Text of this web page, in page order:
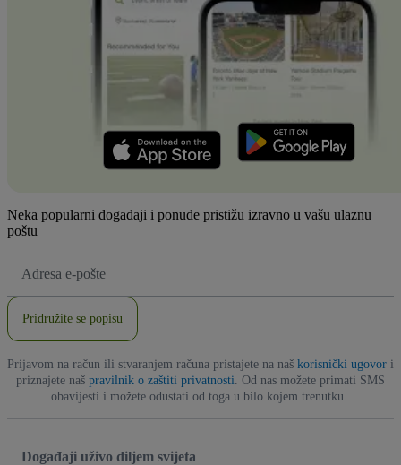
Neka popularni događaji i ponude pristižu izravno u vašu ulaznu
poštu
mail
Pridružite se popisu
Prijavom na račun ili stvaranjem računa pristajete na naš korisnički ugovor i
priznajete naš pravilnik o zaštiti privatnosti . Od nas možete primati SMS
obavijesti i možete odustati od toga u bilo kojem trenutku.
Događaji uživo diljem svijeta